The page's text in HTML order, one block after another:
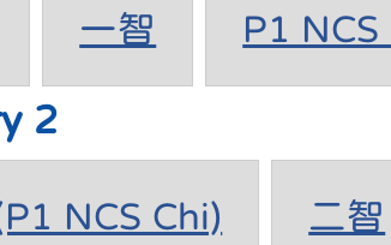
一智 P1 NCS
2
NCS Chi) 二智